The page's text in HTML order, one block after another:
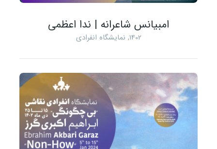
امبیانس شاعرانه | ندا اعظمی
1402
, نمایشگاه انفرادی